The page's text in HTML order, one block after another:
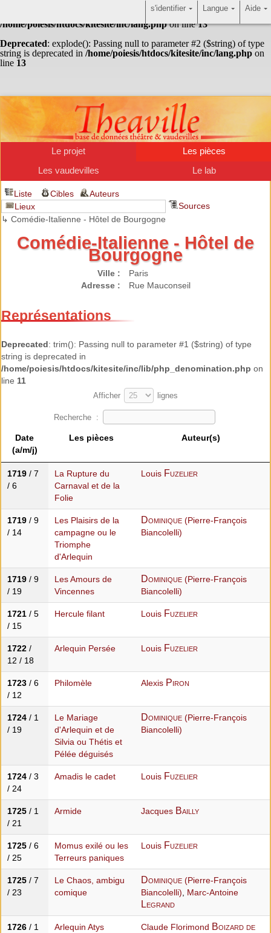
: Undefined array key "HTTP_ACCEPT_LANGUAGE" in
/home/poiesis/htdocs/kitesite/inc/lang.phpon line13
Deprecated: explode(): Passing null to parameter #2 ($string) of type
string is deprecated in /home/poiesis/htdocs/kitesite/inc/lang.php on
line 13
Le projet
Les pièces
Les vaudevilles
Le lab
Liste Cibles
Auteurs
Lieux
↳ Comédie-Italienne - Hôtel de Bourgogne
Sources
Comédie-Italienne - Hôtel de
Bourgogne
Ville :
Paris
Adresse :
Rue Mauconseil
Représentations
Deprecated: trim(): Passing null to parameter #1 ($string) of type
string is deprecated in
/home/poiesis/htdocs/kitesite/inc/lib/php_denomination.php on
line 11
Afficher lignes
Recherche :
Date
(a/m/j)
Les pièces Auteur(s)
1719/ 7
/ 6
La Rupture du
Carnaval et de la
Folie
Louis Fuzelier
1719/ 9
/ 14
Les Plaisirs de la
campagne ou le
Triomphe
d'Arlequin
Dominique(Pierre-François
Biancolelli)
1719/ 9
/ 19
Les Amours de
Vincennes
Dominique(Pierre-François
Biancolelli)
1721/ 5
/ 15
Hercule filant Louis Fuzelier
1722/
12 / 18
Arlequin Persée Louis Fuzelier
1723/ 6
/ 12
Philomèle Alexis Piron
1724/ 1
/ 19
Le Mariage
d'Arlequin et de
Silvia ou Thétis et
Pélée déguisés
Dominique(Pierre-François
Biancolelli)
1724/ 3
/ 24
Amadis le cadet Louis Fuzelier
1725/ 1
/ 21
Armide Jacques Bailly
1725/ 6
/ 25
Momus exilé ou les
Terreurs paniques
Louis Fuzelier
1725/ 7
/ 23
Le Chaos, ambigu
comique
Dominique(Pierre-François
Biancolelli), Marc-Antoine
Legrand
1726/ 1
Arlequin Atys Claude Florimond Boizard de
Aide
Langue
s'identifier